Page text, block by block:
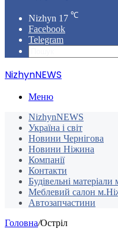
Nizhyn 17 ℃
Facebook
Telegram
NizhynNEWS
Меню
NizhynNEWS
Україна і світ
Новини Чернігова
Новини Ніжина
Компанії
Контакти
Будівельні
Меблевий салон
Автозапчастини
Головна/Остріл